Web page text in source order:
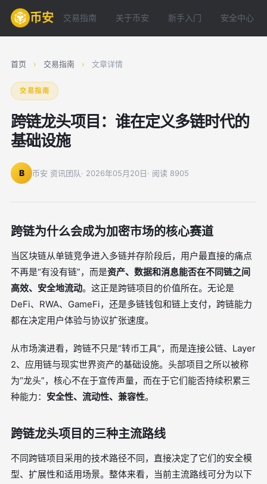
币安 交易指南 关于币安 新手入门 安全中心
首页 › 交易指南 › 文章详情
交易指南
跨链龙头项目：谁在定义多链时代的
基础设施
B 币安 资讯团队· 2026年05月20日· 阅读 8905
跨链为什么会成为加密市场的核心赛道
当区块链从单链竞争进入多链并存阶段后，用户最直接的痛点
不再是“有没有链”，而是资产、数据和消息能否在不同链之间
高效、安全地流动。这正是跨链项目的价值所在。无论是
DeFi、RWA、GameFi，还是多链钱包和链上支付，跨链能力
都在决定用户体验与协议扩张速度。
从市场演进看，跨链不只是“转币工具”，而是连接公链、Layer
2、应用链与现实世界资产的基础设施。头部项目之所以被称
为“龙头”，核心不在于宣传声量，而在于它们能否持续积累三
种能力： 安全性、流动性、兼容性。
跨链龙头项目的三种主流路线
不同跨链项目采用的技术路径不同，直接决定了它们的安全模
型、扩展性和适用场景。整体来看，当前主流路线可分为以下